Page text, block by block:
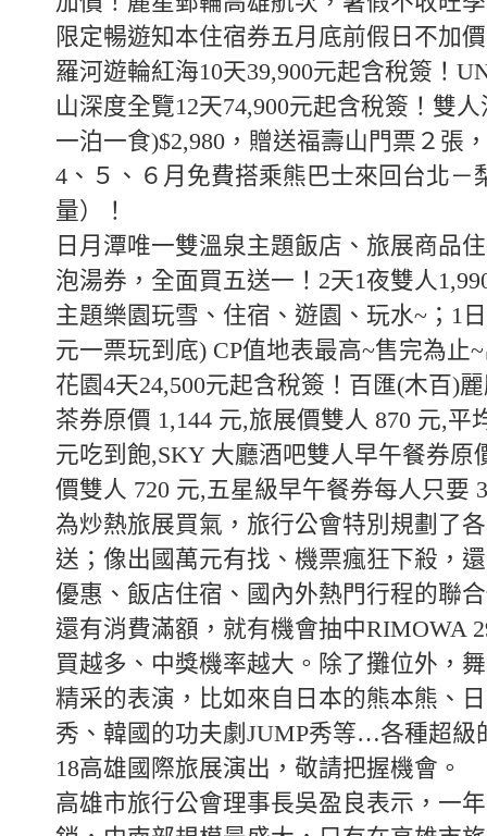
限定暢遊知本住宿券五月底前假日不加
羅河遊輪紅海10天39,900元起含稅簽！
山深度全覽12天74,900元起含稅簽！雙
一泊一食)$2,980，贈送福壽山門票２張
4、５、６月免費搭乘熊巴士來回台北－
量）！
日月潭唯一雙溫泉主題飯店、旅展商品
泡湯券，全面買五送一！2天1夜雙人
主題樂園玩雪、住宿、遊園、玩水~；1
元一票玩到底) CP值地表最高~售完為止
花園4天24,500元起含稅簽！百匯(木百)
茶券原價 1,144 元,旅展價雙人 870 元,平
元吃到飽,SKY 大廳酒吧雙人早午餐券原
價雙人 720 元,五星級早午餐券每人只要
為炒熱旅展買氣，旅行公會特別規劃了
送；像出國萬元有找、機票瘋狂下殺，
優惠、飯店住宿、國內外熱門行程的聯
還有消費滿額，就有機會抽中RIMOWA
買越多、中獎機率越大。除了攤位外，
精采的表演，比如來自日本的熊本熊、
秀、韓國的功夫劇JUMP秀等…各種超級
18高雄國際旅展演出，敬請把握機會。
高雄市旅行公會理事長吳盈良表示，一